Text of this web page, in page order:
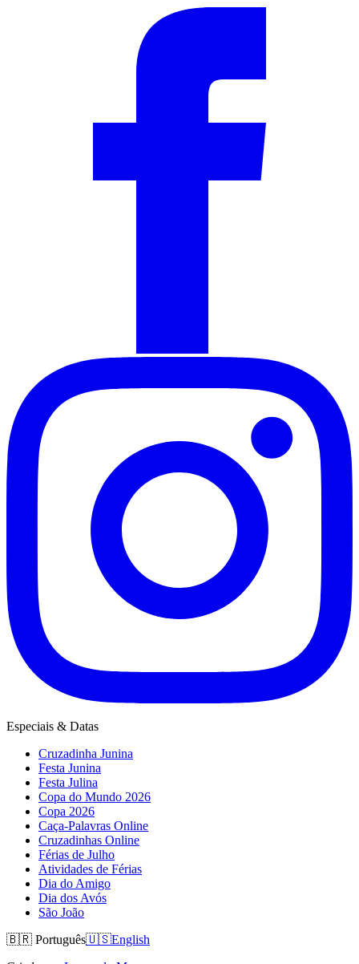
Especiais & Datas
Cruzadinha Junina
Festa Junina
Festa Julina
Copa do Mundo 2026
Copa 2026
Caça-Palavras Online
Cruzadinhas Online
Férias de Julho
Atividades de Férias
Dia do Amigo
Dia dos Avós
São João
🇧🇷 Português🇺🇸English